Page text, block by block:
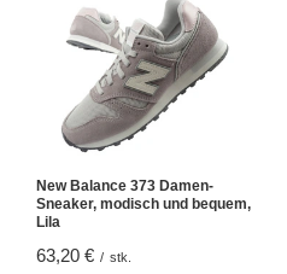
New Balance 373 Damen-
Sneaker, modisch und bequem,
Lila
63,20 € / stk.